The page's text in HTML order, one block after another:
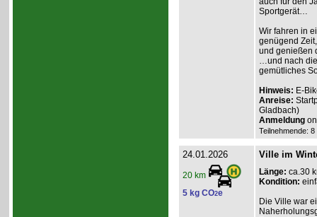
Sportgerät…
Wir fahren in
genügend
und genießen
…und nach
gemütliches
Hinweis: E-
Anreise:
Gladbach)
Anmeldung
Teilnehmende:
24.01.2026
20 km
5 kg CO2e
Ville im
Länge: ca.30
Kondition:
Die Ville war